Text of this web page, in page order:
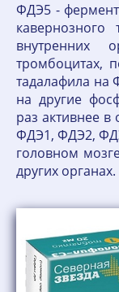
ФДЭ5 -
внутренних
тромбоцитах,
тадалафила на
на другие
раз активнее
ФДЭ1, ФДЭ2,
головном
других органах.